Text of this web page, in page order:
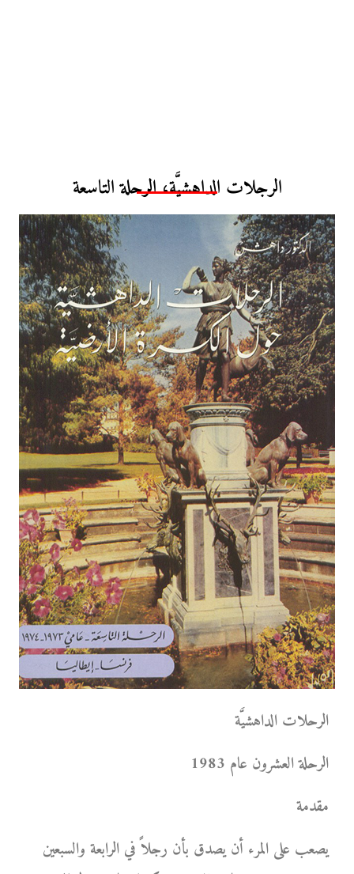
الرجلات الداهشيَّة، الرحلة التاسعة
الرحلات الداهشيَّة
الرحلة العشرون عام 1983
مقدمة
يصعب على المرء أن يصدق بأن رجلاً في الرابعة والسبعين